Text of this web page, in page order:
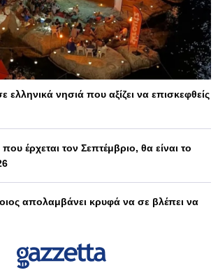
ελληνικά νησιά που αξίζει να επισκεφθείς
έρχεται τον Σεπτέμβριο, θα είναι το
απολαμβάνει κρυφά να σε βλέπει να